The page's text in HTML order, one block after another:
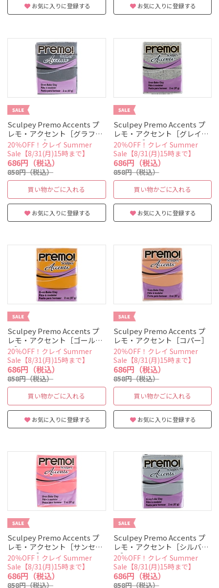
お気に入りに登録する お気に入りに登録する
Sculpey Premo Accents プ
レモ・アクセント［グラファ
イトパール］
20％OFF！クレイ Summer
Sale【8/31(月)15時まで】
686円（税込）
858円（税込）
買い物かごに入れる
お気に入りに登録する
Sculpey Premo Accents プ
レモ・アクセント［グレイグ
ラニット］
20％OFF！クレイ Summer
Sale【8/31(月)15時まで】
686円（税込）
858円（税込）
買い物かごに入れる
お気に入りに登録する
Sculpey Premo Accents プ
レモ・アクセント［ゴール
ド］
20％OFF！クレイ Summer
Sale【8/31(月)15時まで】
686円（税込）
858円（税込）
買い物かごに入れる
お気に入りに登録する
Sculpey Premo Accents プ
レモ・アクセント［コパー］
20％OFF！クレイ Summer
Sale【8/31(月)15時まで】
686円（税込）
858円（税込）
買い物かごに入れる
お気に入りに登録する
Sculpey Premo Accents プ
レモ・アクセント［サンセッ
トパール］
20％OFF！クレイ Summer
Sale【8/31(月)15時まで】
686円（税込）
858円（税込）
Sculpey Premo Accents プ
レモ・アクセント［シルバ
ー］
20％OFF！クレイ Summer
Sale【8/31(月)15時まで】
686円（税込）
858円（税込）